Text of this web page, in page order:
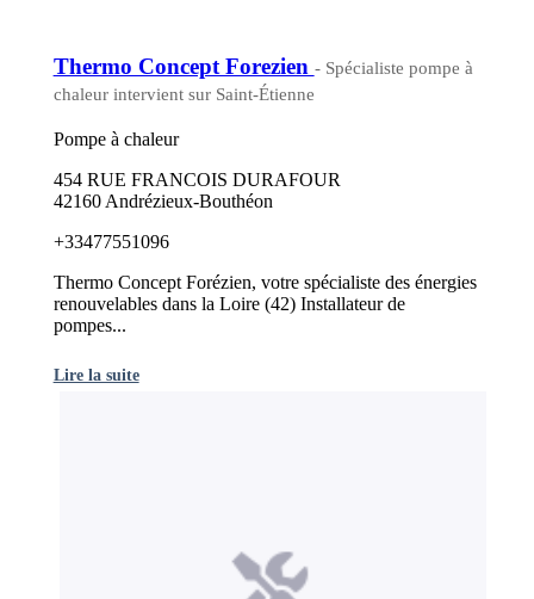
Thermo Concept Forezien - Spécialiste pompe à
chaleur intervient sur Saint-Étienne
Pompe à chaleur
454 RUE FRANCOIS DURAFOUR
42160 Andrézieux-Bouthéon
+33477551096
Thermo Concept Forézien, votre spécialiste des énergies
renouvelables dans la Loire (42) Installateur de
pompes...
Lire la suite